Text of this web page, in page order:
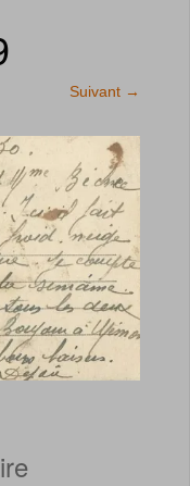
Suivant →